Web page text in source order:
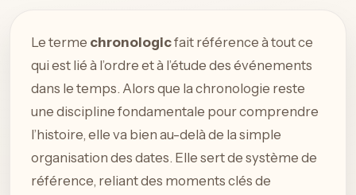
Le terme chronologicfait référence à tout ce
qui est lié à l’ordre et à l’étude des événements
dans le temps. Alors que la chronologie reste
une discipline fondamentale pour comprendre
l’histoire, elle va bien au-delà de la simple
organisation des dates. Elle sert de système de
référence, reliant des moments clés de